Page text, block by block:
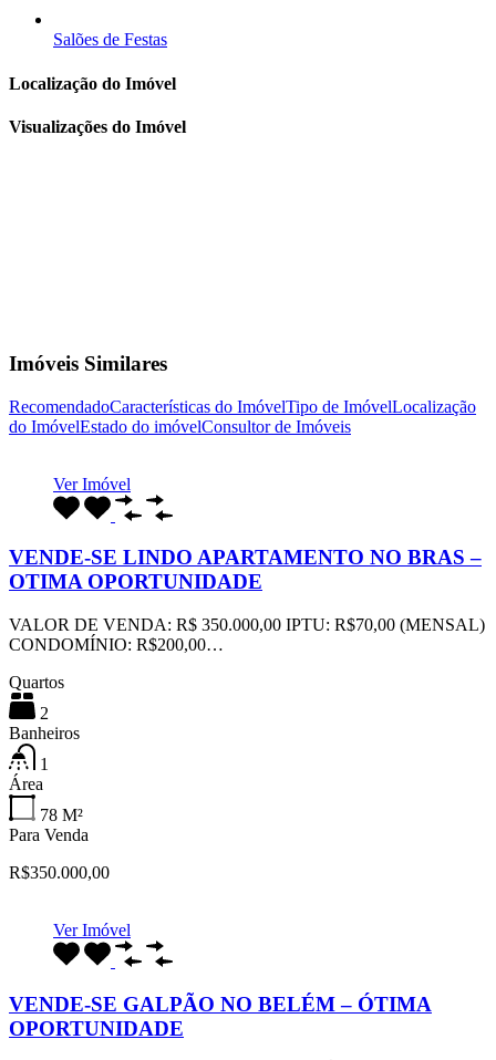
Salões de Festas
Localização do Imóvel
Visualizações do Imóvel
Imóveis Similares
RecomendadoCaracterísticas do ImóvelTipo de ImóvelLocalização
do ImóvelEstado do imóvelConsultor de Imóveis
Ver Imóvel
VENDE-SE LINDO APARTAMENTO NO BRAS –
OTIMA OPORTUNIDADE
VALOR DE VENDA: R$ 350.000,00 IPTU: R$70,00 (MENSAL)
CONDOMÍNIO: R$200,00…
Quartos
2
Banheiros
1
Área
78 M²
Para Venda
R$350.000,00
Ver Imóvel
VENDE-SE GALPÃO NO BELÉM – ÓTIMA
OPORTUNIDADE